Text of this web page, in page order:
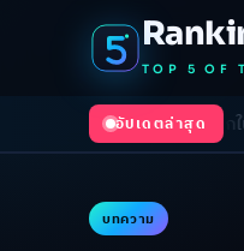
TOP 5 OF
อัปเดตล่าสุด
ยนโลกในปี 2026/Industrial
บทความ